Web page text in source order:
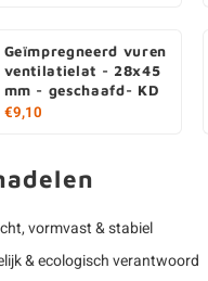
Geïmpregneerd vuren
ventilatielat - 28x45
mm - geschaafd- KD
€9,10
vormvast & stabiel
& ecologisch verantwoord